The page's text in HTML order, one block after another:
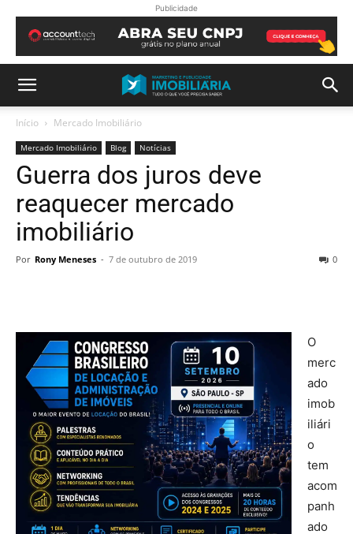
Publicidade
Início Mercado Imobiliário
Mercado Imobiliário Blog Notícias
Guerra dos juros deve
reaquecer mercado
imobiliário
Por Rony Meneses - 7 de outubro de 2019 0
O
merc
ado
imob
iliári
o
tem
acom
panh
ado